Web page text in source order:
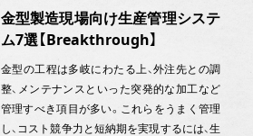
金型製造現場向け生産管理システ
ム7選【Breakthrough】
金型の工程は多岐にわたる上、外注先との調
整、メンテナンスといった突発的な加工など
管理すべき項目が多い。これらをうまく管理
し、コスト競争力と短納期を実現するには、生